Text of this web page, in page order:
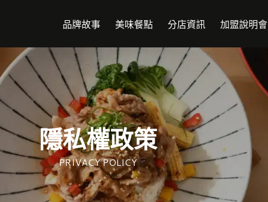
品牌故事 美味餐點 分店資訊 加盟說明會
隱私權政策
PRIVACY POLICY